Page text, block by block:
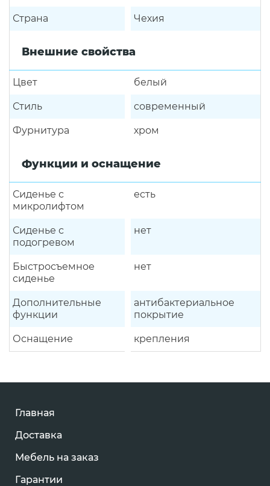
Страна Чехия
Внешние свойства
Цвет белый
Стиль современный
Фурнитура хром
Функции и оснащение
Сиденье с
микролифтом
есть
Сиденье с
подогревом
нет
Быстросъемное
сиденье
нет
Дополнительные
функции
антибактериальное
покрытие
Оснащение крепления
Главная
Доставка
Мебель на заказ
Гарантии